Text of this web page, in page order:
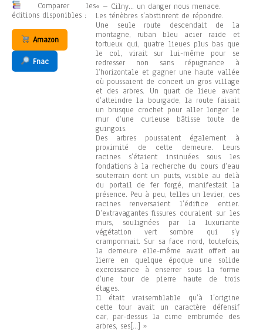
Comparer les
éditions disponibles :
Amazon
Fnac
« – Cilny… un danger nous menace.
Les ténèbres s’abstinrent de répondre.
Une seule route descendait de la
montagne, ruban bleu acier raide et
tortueux qui, quatre lieues plus bas que
le col, virait sur lui-même pour se
redresser non sans répugnance à
l’horizontale et gagner une haute vallée
où poussaient de concert un gros village
et des arbres. Un quart de lieue avant
d’atteindre la bourgade, la route faisait
un brusque crochet pour aller longer le
mur d’une curieuse bâtisse toute de
guingois.
Des arbres poussaient également à
proximité de cette demeure. Leurs
racines s’étaient insinuées sous les
fondations à la recherche du cours d’eau
souterrain dont un puits, visible au delà
du portail de fer forgé, manifestait la
présence. Peu à peu, telles un levier, ces
racines renversaient l’édifice entier.
D’extravagantes fissures couraient sur les
murs, soulignées par la luxuriante
végétation vert sombre qui s’y
cramponnait. Sur sa face nord, toutefois,
la demeure elle-même avait offert au
lierre en quelque époque une solide
excroissance à enserrer sous la forme
d’une tour de pierre haute de trois
étages.
Il était vraisemblable qu’à l’origine
cette tour avait un caractère défensif
car, par-dessus la cime embrumée des
arbres, ses[…] »